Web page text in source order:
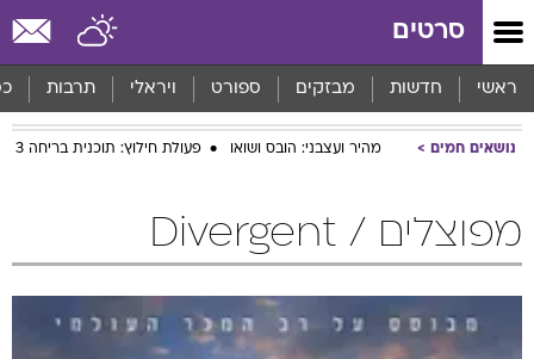
סרטים
ראשי חדשות מבזקים ספורט ויראלי תרבות
נושאים חמים מהיר ועצבני: הובס ושואו פעולת חילוץ: תוכנית בריחה 3
מפוצלים / Divergent